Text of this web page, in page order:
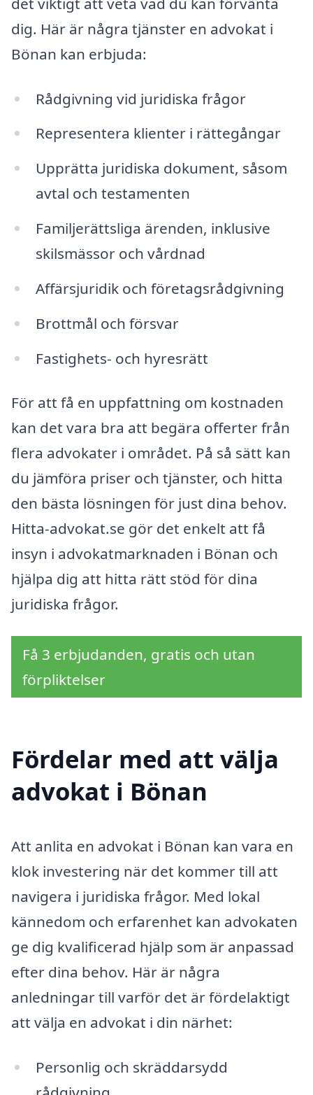
dig. Här är några tjänster en advokat i
Bönan kan erbjuda:
Rådgivning vid juridiska frågor
Representera klienter i rättegångar
Upprätta juridiska dokument, såsom
avtal och testamenten
Familjerättsliga ärenden, inklusive
skilsmässor och vårdnad
Affärsjuridik och företagsrådgivning
Brottmål och försvar
Fastighets- och hyresrätt
För att få en uppfattning om kostnaden
kan det vara bra att begära offerter från
flera advokater i området. På så sätt kan
du jämföra priser och tjänster, och hitta
den bästa lösningen för just dina behov.
Hitta-advokat.se gör det enkelt att få
insyn i advokatmarknaden i Bönan och
hjälpa dig att hitta rätt stöd för dina
juridiska frågor.
Få 3 erbjudanden, gratis och utan
förpliktelser
Fördelar med att välja
advokat i Bönan
Att anlita en advokat i Bönan kan vara en
klok investering när det kommer till att
navigera i juridiska frågor. Med lokal
kännedom och erfarenhet kan advokaten
ge dig kvalificerad hjälp som är anpassad
efter dina behov. Här är några
anledningar till varför det är fördelaktigt
att välja en advokat i din närhet:
Personlig och skräddarsydd